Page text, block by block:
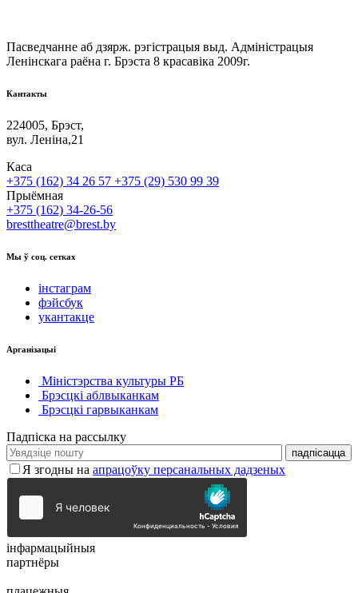
Пасведчанне аб дзярж. рэгістрацыя выд. Адміністрацыя
Ленінскага раёна г. Брэста 8 красавіка 2009г.
Кантакты
224005, Брэст,
вул. Леніна,21
Каса
+375 (162) 34 26 57 +375 (29) 530 99 39
Прыёмная
+375 (162) 34-26-56
bresttheatre@brest.by
Мы ў соц. сетках
інстаграм
фэйсбук
укантакце
Арганізацыі
Міністэрства культуры РБ
Брэсцкі аблвыканкам
Брэсцкі гарвыканкам
Падпіска на рассылку
Я згодны на апрацоўку персанальных дадзеных
інфармацыйныя
партнёры